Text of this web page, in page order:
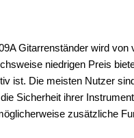
Gitarrenständer wird
niedrigen Preis
ist. Die meisten Nutzer
Sicherheit ihrer
zusätzliche